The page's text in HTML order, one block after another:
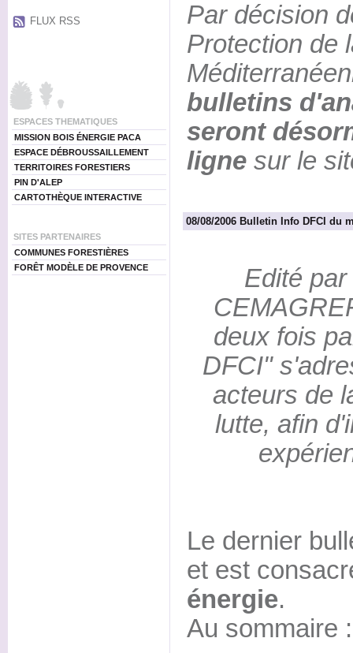
FLUX RSS
ESPACES THEMATIQUES
MISSION BOIS ÉNERGIE PACA
ESPACE DÉBROUSSAILLEMENT
TERRITOIRES FORESTIERS
PIN D'ALEP
CARTOTHÈQUE INTERACTIVE
SITES PARTENAIRES
COMMUNES FORESTIÈRES
FORÊT MODÈLE DE PROVENCE
Par décision
Protection de
bulletins
seront
lignesur le
08/08/2006 Bulletin Info DFCI du
Edité par
deux fois
DFCI"
acteurs de
lutte, afin
Le dernier
et est
énergie.
Au sommaire :